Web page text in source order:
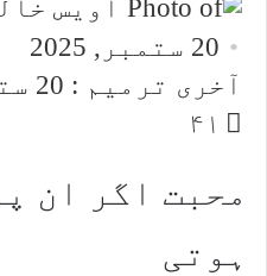
20 ستمبر, 2025
آخری ترمیم : 20 ستمبر, 2025
۴۱
محبت اگر ان
ہوتی